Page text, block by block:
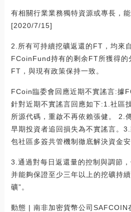
有相關行業業務獨特資源或專長，能
[2020/7/15]
2.所有可持續挖礦返還的FT，均來
FCoinFund持有的剩余FT所獲得的
FT，與現有政策保持一致。
FCoin臨委會回應近期不實謠言:據
針對近期不實謠言回應如下:1.社區
所源代碼，重啟不再依賴張健。 2.
早期投資者追回損失為不實謠言。
包社區多簽共管機制徹底解決資金
3.通過對每日返還量的控制與調節
并能夠保證至少三年以上的挖礦持
礦”。
動態 | 南非加密貨幣公司SAFCOIN